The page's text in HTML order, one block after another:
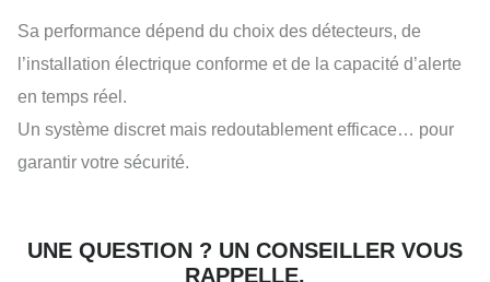
Sa performance dépend du choix des détecteurs, de
l’installation électrique conforme et de la capacité d’alerte
en temps réel.
Un système discret mais redoutablement efficace… pour
garantir votre sécurité.
UNE QUESTION ? UN CONSEILLER VOUS
RAPPELLE.